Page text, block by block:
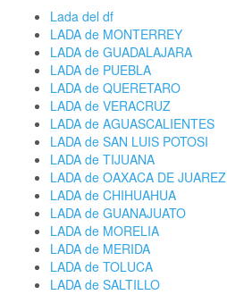
Lada del df
LADA de MONTERREY
LADA de GUADALAJARA
LADA de PUEBLA
LADA de QUERETARO
LADA de VERACRUZ
LADA de AGUASCALIENTES
LADA de SAN LUIS POTOSI
LADA de TIJUANA
LADA de OAXACA DE JUAREZ
LADA de CHIHUAHUA
LADA de GUANAJUATO
LADA de MORELIA
LADA de MERIDA
LADA de TOLUCA
LADA de SALTILLO